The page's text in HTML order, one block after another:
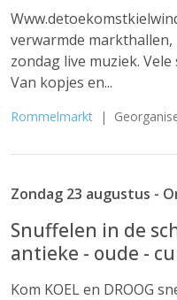
verwarmde
zondag live muziek.
Van kopjes en...
Rommelmarkt |
Zondag 23 augustus -
Snuffelen in de
antieke - oude -
Kom KOEL en DROOG